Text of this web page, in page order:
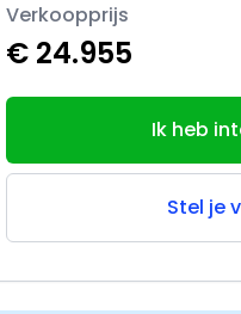
Verkoopprijs
€ 24.955
Ik heb
Stel je